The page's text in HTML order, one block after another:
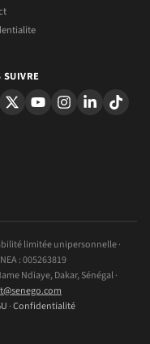
SUIVRE
limitée unipersonnelle ·
: 005263819
Ndiaye, Dakar, Sénégal ·
·Confidentialité